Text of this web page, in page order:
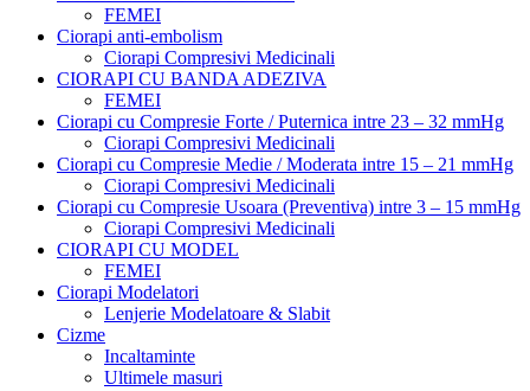
FEMEI
Ciorapi anti-embolism
Ciorapi Compresivi Medicinali
CIORAPI CU BANDA ADEZIVA
FEMEI
Ciorapi cu Compresie Forte / Puternica intre 23 – 32 mmHg
Ciorapi Compresivi Medicinali
Ciorapi cu Compresie Medie / Moderata intre 15 – 21 mmHg
Ciorapi Compresivi Medicinali
Ciorapi cu Compresie Usoara (Preventiva) intre 3 – 15 mmHg
Ciorapi Compresivi Medicinali
CIORAPI CU MODEL
FEMEI
Ciorapi Modelatori
Lenjerie Modelatoare & Slabit
Cizme
Incaltaminte
Ultimele masuri